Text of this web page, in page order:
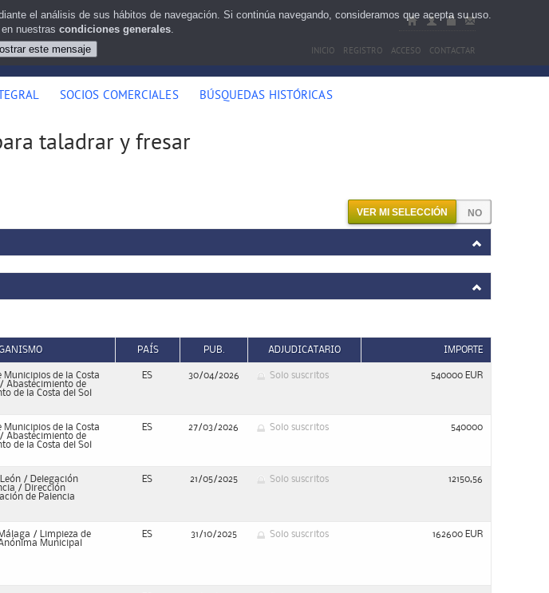
INICIO REGISTRO ACCESO CONTACTAR
SOCIOS COMERCIALES BÚSQUEDAS HISTÓRICAS
taladrar y fresar
VER MI SELECCIÓN
PAÍS PUB. ADJUDICATARIO IMPORTE
de la Costa
Abastecimiento de
de la Costa del Sol
ES 30/04/2026 Solo suscritos 540000 EUR
de la Costa
Abastecimiento de
de la Costa del Sol
ES 27/03/2026 Solo suscritos 540000
/ Delegación
/ Dirección
de Palencia
ES 21/05/2025 Solo suscritos 12150,56
/ Limpieza de
Municipal
ES 31/10/2025 Solo suscritos 162600 EUR
el análisis de sus hábitos de navegación. Si continúa navegando, consideramos que acepta su uso.
nuestras condiciones generales.